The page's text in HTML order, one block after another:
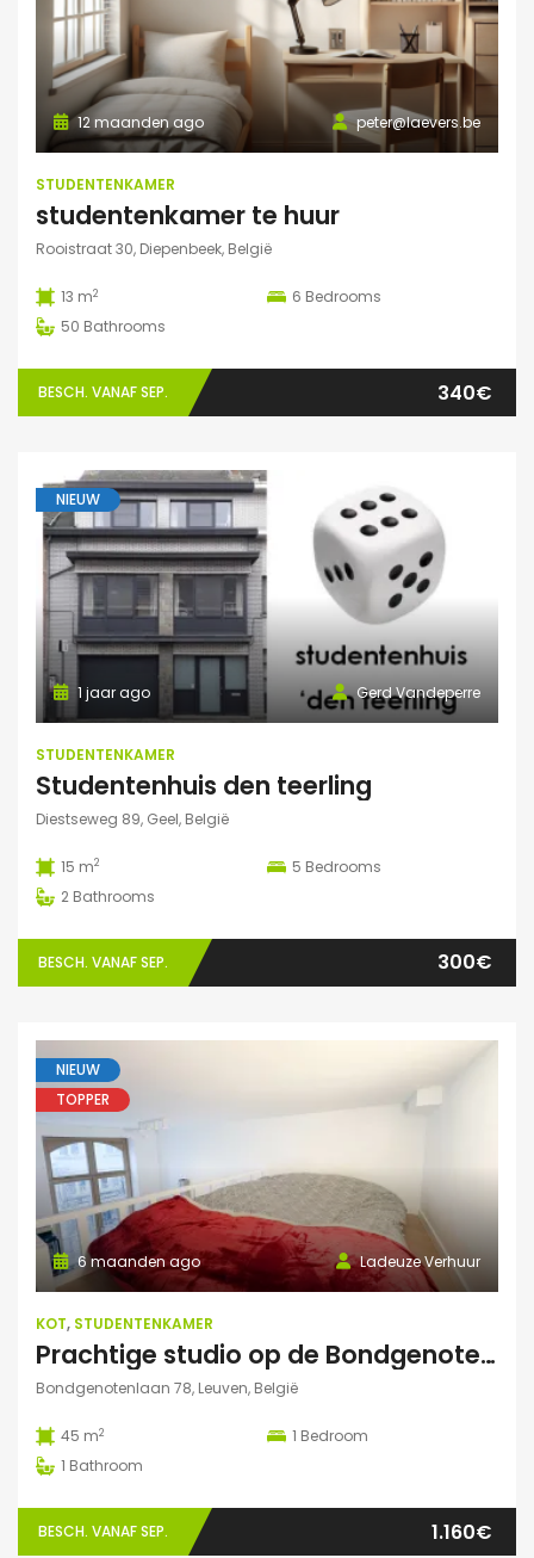
peter@laevers.be
12 maanden ago
STUDENTENKAMER
studentenkamer te huur
Rooistraat 30, Diepenbeek, België
13 m2 6 Bedrooms
50 Bathrooms
BESCH. VANAF SEP. 340€
NIEUW
Gerd Vandeperre
1 jaar ago
STUDENTENKAMER
Studentenhuis den teerling
Diestseweg 89, Geel, België
15 m2 5 Bedrooms
2 Bathrooms
BESCH. VANAF SEP. 300€
NIEUW
TOPPER
Ladeuze Verhuur
6 maanden ago
KOT, STUDENTENKAMER
Prachtige studio op de Bondgenotenlaan
Bondgenotenlaan 78, Leuven, België
45 m2 1 Bedroom
1 Bathroom
BESCH. VANAF SEP. 1.160€